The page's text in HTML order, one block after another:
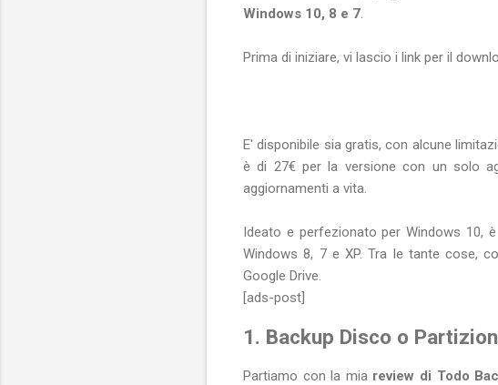
Windows 10, 8 e 7.
Prima di iniziare, vi lascio i link per il
E' disponibile sia gratis, con alcune
è di 27€ per la versione con un solo
aggiornamenti a vita.
Ideato e perfezionato per Windows 10,
Windows 8, 7 e XP. Tra le tante cose,
Google Drive.
[ads-post]
1. Backup Disco o
Partiamo con la mia review di Todo